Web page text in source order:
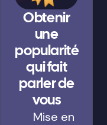
Obtenir
une
popularité
qui fait
parler de
vous
Mise en